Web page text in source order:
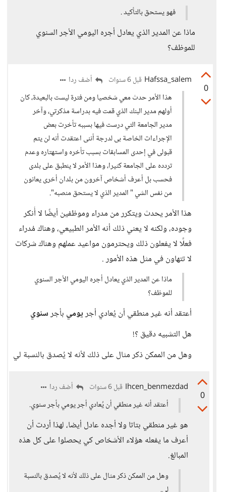
فهو يستحق بالتأكيد .
ماذا عن المدير الذي يعادل أجره اليومي الأجر السنوي
للموظف؟
0
Hafssa_salem قبل 6 سنوات
أضف ردا
هذا الأمر حدث معي شخصيا ومن فترة ليست بالبعيدة، كان
أولهم مدير البنك الذي قمت فيه بدراسة مذكرتي، وآخر
مدير الجامعة التي درست فيها بسببه تأخرت بعض
الإجراءات الخاصة بى لدرجة أننى اعتقدت أنه لن يتم
قبولى في إحدى المسابقات بسبب تأخره واستهتاره وعدم
تردده على الجامعة كثيرا، وهذا الأمر لا ينطبق على بلدى
فحسب بل أعرف أشخاص آخرون من بلدان أخرى يعانون
من نفس الشي " المدير الذي لا يستحق منصبه".
هذا الأمر يحدث ويتكرر من مدراء وموظفين أيضًا لا أُنكر
وجوده، ولكنه لا يعني ذلك أنه الأمر الطبيعي، وهناك مُدراء
فعلًا لا يفعلون ذلك ويحترمون مواعيد عملهم وهناك شركات
لا تتهاون في مثل هذه الأمور .
ماذا عن المدير الذي يعادل أجره اليومي الأجر السنوي
للموظف؟
أعتقد أنه غير منطقي أن يُعادي أجريومي بأجرسنوي
هل التشبيه دقيق ؟!
وهل من الممكن ذكر مثال على ذلك لأنه لا يُصدق بالنسبة لي
0
Ihcen_benmezdad قبل 6 سنوات
أضف ردا
أعتقد أنه غير منطقي أن يُعادي أجر يومي بأجر سنوي.
هو غير منطقي بتاتا ولا أجده عادل أيضا، لهذا أردت أن
أعرف ما يفعله هؤلاء الأشخاص كي يحصلوا على كل هذه
المبالغ.
وهل من الممكن ذكر مثال على ذلك لأنه لا يُصدق بالنسبة